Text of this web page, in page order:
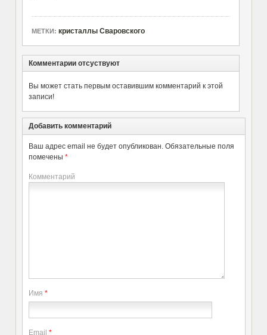
МЕТКИ: кристаллы Сваровского
Комментарии отсуствуют
Вы может стать первым оставившим комментарий к этой
записи!
Добавить комментарий
Ваш адрес email не будет опубликован. Обязательные поля
помечены *
Комментарий
Имя *
Email *